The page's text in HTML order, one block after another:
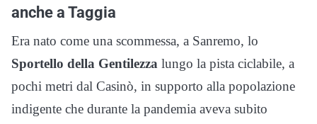
anche a Taggia
Era nato come una scommessa, a Sanremo, lo
Sportello della Gentilezza lungo la pista ciclabile, a
pochi metri dal Casinò, in supporto alla popolazione
indigente che durante la pandemia aveva subito